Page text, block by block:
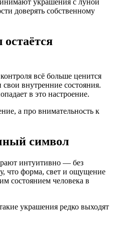
украшения с луной
доверять собственному
всё больше ценится
свои внутренние состояния.
в это настроение.
а про внимательность к
символ
интуитивно — без
что форма, свет и ощущение
состоянием человека в
украшения редко выходят